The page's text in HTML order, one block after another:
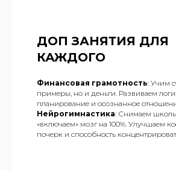
ДОП ЗАНЯТИЯ ДЛЯ
КАЖДОГО
Финансовая грамотность: Учим
примеры, но и деньги. Развиваем
планирование и осознанное
Нейрогимнастика: Снимаем
«включаем» мозг на 100%. Улучшаем
почерк и способность